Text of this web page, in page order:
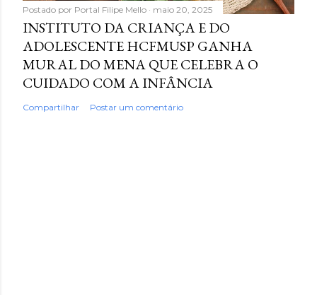
Postado por Portal Filipe Mello maio 20, 2025
INSTITUTO DA CRIANÇA E DO
ADOLESCENTE HCFMUSP GANHA
MURAL DO MENA QUE CELEBRA O
CUIDADO COM A INFÂNCIA
Compartilhar Postar um comentário